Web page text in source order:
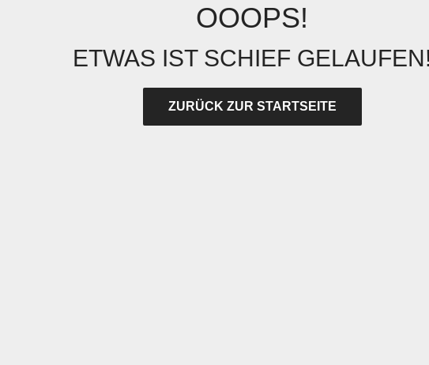
OOOPS!
ETWAS IST SCHIEF
ZURÜCK ZUR STARTSEITE